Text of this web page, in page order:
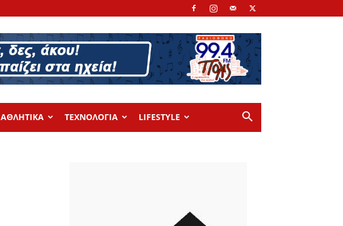
ΑΘΛΗΤΙΚΑ ΤΕΧΝΟΛΟΓΙΑ LIFESTYLE